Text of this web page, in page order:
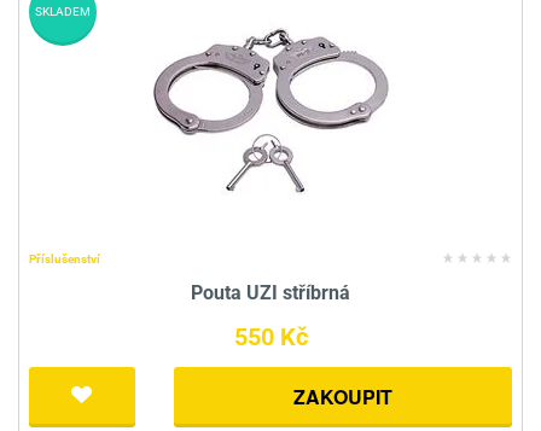
Příslušenství
Pouta UZI stříbrná
550 Kč
ZAKOUPIT
SKLADEM